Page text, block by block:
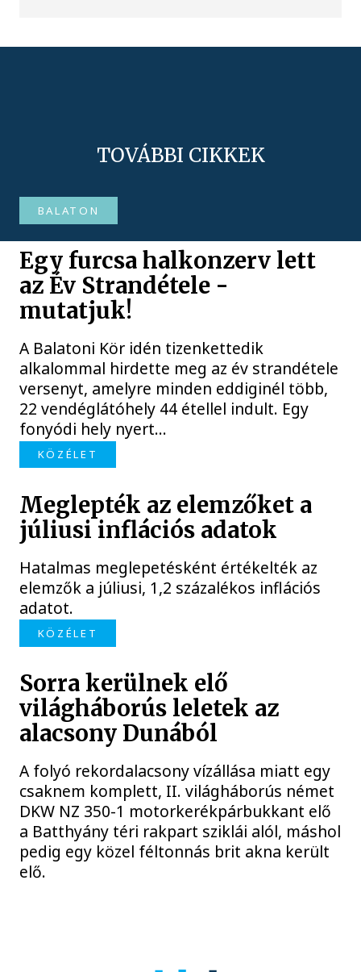
TOVÁBBI CIKKEK
BALATON
Egy furcsa halkonzerv lett
az Év Strandétele -
mutatjuk!
A Balatoni Kör idén tizenkettedik
alkalommal hirdette meg az év strandétele
versenyt, amelyre minden eddiginél több,
22 vendéglátóhely 44 étellel indult. Egy
fonyódi hely nyert...
KÖZÉLET
Meglepték az elemzőket a
júliusi inflációs adatok
Hatalmas meglepetésként értékelték az
elemzők a júliusi, 1,2 százalékos inflációs
adatot.
KÖZÉLET
Sorra kerülnek elő
világháborús leletek az
alacsony Dunából
A folyó rekordalacsony vízállása miatt egy
csaknem komplett, II. világháborús német
DKW NZ 350-1 motorkerékpárbukkant elő
a Batthyány téri rakpart sziklái alól, máshol
pedig egy közel féltonnás brit akna került
elő.